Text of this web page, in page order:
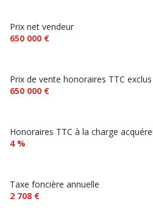
Prix net vendeur
650 000 €
Prix de vente honoraires TTC exclus
650 000 €
Honoraires TTC à la charge
4 %
Taxe foncière annuelle
2 708 €